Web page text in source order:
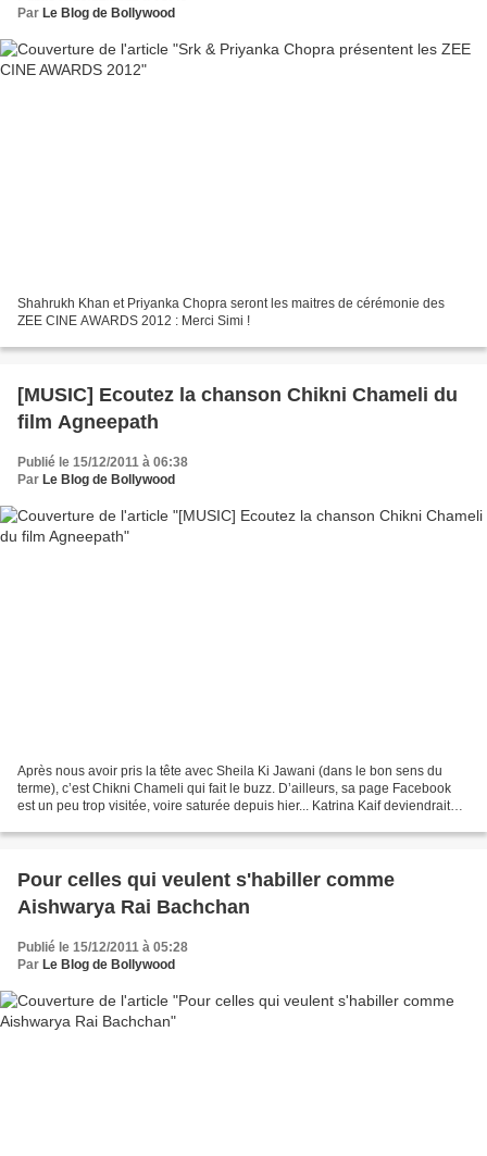
Par Le Blog de Bollywood
Shahrukh Khan et Priyanka Chopra seront les maitres de cérémonie des
ZEE CINE AWARDS 2012 : Merci Simi !
[MUSIC] Ecoutez la chanson Chikni Chameli du
film Agneepath
Publié le 15/12/2011 à 06:38
Par Le Blog de Bollywood
Après nous avoir pris la tête avec Sheila Ki Jawani (dans le bon sens du
terme), c’est Chikni Chameli qui fait le buzz. D’ailleurs, sa page Facebook
est un peu trop visitée, voire saturée depuis hier... Katrina Kaif deviendrait
Pour celles qui veulent s'habiller comme
Aishwarya Rai Bachchan
Publié le 15/12/2011 à 05:28
Par Le Blog de Bollywood